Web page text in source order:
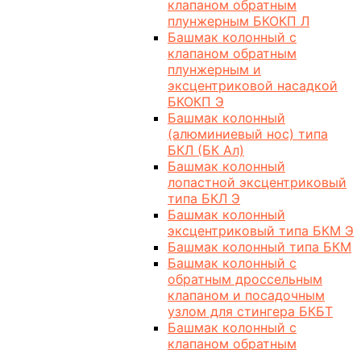
клапаном обратным
плунжерным БКОКП Л
Башмак колонный с
клапаном обратным
плунжерным и
эксцентриковой насадкой
БКОКП Э
Башмак колонный
(алюминиевый нос) типа
БКЛ (БК Ал)
Башмак колонный
лопастной эксцентриковый
типа БКЛ Э
Башмак колонный
эксцентриковый типа БКМ Э
Башмак колонный типа БКМ
Башмак колонный с
обратным дроссельным
клапаном и посадочным
узлом для стингера БКБТ
Башмак колонный с
клапаном обратным